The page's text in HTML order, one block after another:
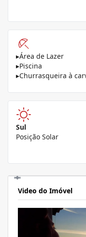
▸Área de Lazer
▸Piscina
▸Churrasqueira à
Sul
Posição Solar
Video do Imóvel